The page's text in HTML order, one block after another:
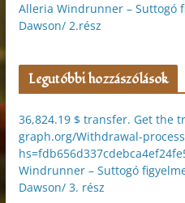
Alleria Windrunner – Suttogó
Dawson/ 2.rész
Legutóbbi hozzászólások
36,824.19 $ transfer. Get the
graph.org/Withdrawal-
Windrunner – Suttogó
Dawson/ 3. rész